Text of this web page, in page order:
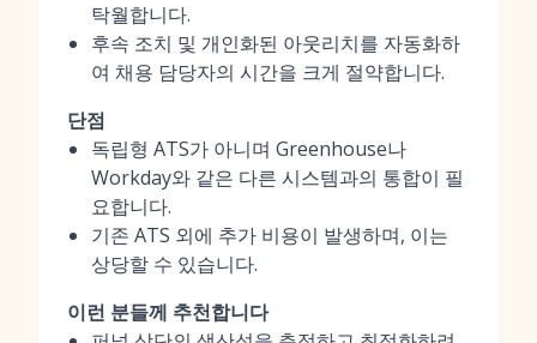
탁월합니다.
후속 조치 및 개인화된 아웃리치를 자동화하
여 채용 담당자의 시간을 크게 절약합니다.
단점
독립형 ATS가 아니며 Greenhouse나
Workday와 같은 다른 시스템과의 통합이 필
요합니다.
기존 ATS 외에 추가 비용이 발생하며, 이는
상당할 수 있습니다.
이런 분들께 추천합니다